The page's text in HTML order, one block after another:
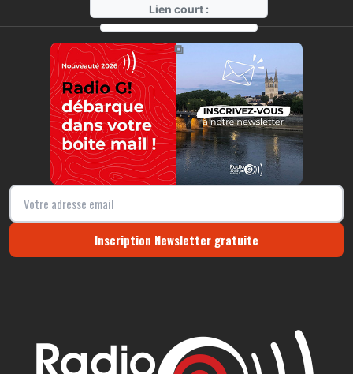
Lien court :
https://radio-g.fr?7620
⧉
Inscription Newsletter gratuite